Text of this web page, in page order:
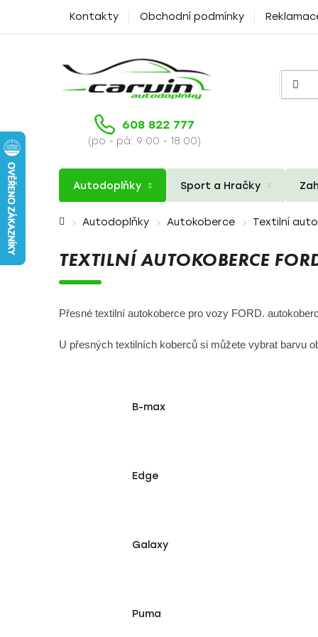
Kontakty Obchodní podmínky
608 822 777
(po - pá: 9:00 - 18:00)
Autodoplňky Sport a Hračky
Domů Autodoplňky Autokoberce Textilní
TEXTILNÍ AUTOKOBERCE
Přesné textilní autokoberce pro vozy FORD.
U přesných textilních koberců si můžete vybrat barvu
B-max
Edge
Galaxy
Puma